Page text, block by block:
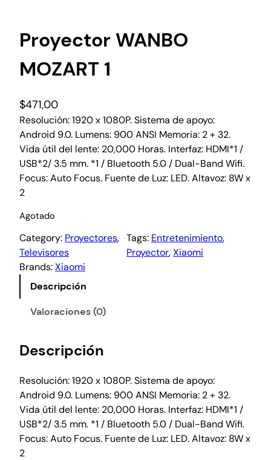
Proyector WANBO
MOZART 1
$471,00
Resolución: 1920 x 1080P. Sistema de apoyo:
Android 9.0. Lumens: 900 ANSI Memoria: 2 + 32.
Vida útil del lente: 20,000 Horas. Interfaz: HDMI*1 /
USB*2/ 3.5 mm. *1 / Bluetooth 5.0 / Dual-Band Wifi.
Focus: Auto Focus. Fuente de Luz: LED. Altavoz: 8W x
2
Agotado
Category: Proyectores
Televisores
Tags: Entretenimiento
Proyector, Xiaomi
Brands:Xiaomi
Descripción
Valoraciones (0)
Descripción
Resolución: 1920 x 1080P. Sistema de apoyo:
Android 9.0. Lumens: 900 ANSI Memoria: 2 + 32.
Vida útil del lente: 20,000 Horas. Interfaz: HDMI*1 /
USB*2/ 3.5 mm. *1 / Bluetooth 5.0 / Dual-Band Wifi.
Focus: Auto Focus. Fuente de Luz: LED. Altavoz: 8W x
2